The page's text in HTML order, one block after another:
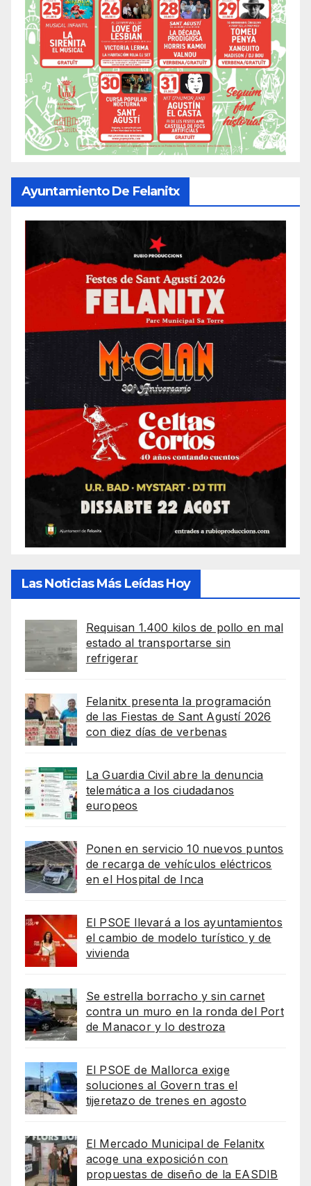
Ayuntamiento De Felanitx
Las Noticias Más Leídas Hoy
Requisan 1.400 kilos de pollo en mal
estado al transportarse sin
refrigerar
Felanitx presenta la programación
de las Fiestas de Sant Agustí 2026
con diez días de verbenas
La Guardia Civil abre la denuncia
telemática a los ciudadanos
europeos
Ponen en servicio 10 nuevos puntos
de recarga de vehículos eléctricos
en el Hospital de Inca
El PSOE llevará a los ayuntamientos
el cambio de modelo turístico y de
vivienda
Se estrella borracho y sin carnet
contra un muro en la ronda del Port
de Manacor y lo destroza
El PSOE de Mallorca exige
soluciones al Govern tras el
tijeretazo de trenes en agosto
El Mercado Municipal de Felanitx
acoge una exposición con
propuestas de diseño de la EASDIB